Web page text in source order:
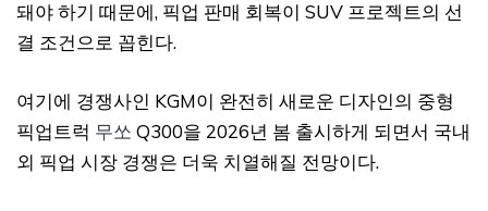
돼야 하기 때문에, 픽업 판매 회복이 SUV 프로젝트의 선
결 조건으로 꼽힌다.
여기에 경쟁사인 KGM이 완전히 새로운 디자인의 중형
픽업트럭 무쏘 Q300을 2026년 봄 출시하게 되면서 국내
외 픽업 시장 경쟁은 더욱 치열해질 전망이다.